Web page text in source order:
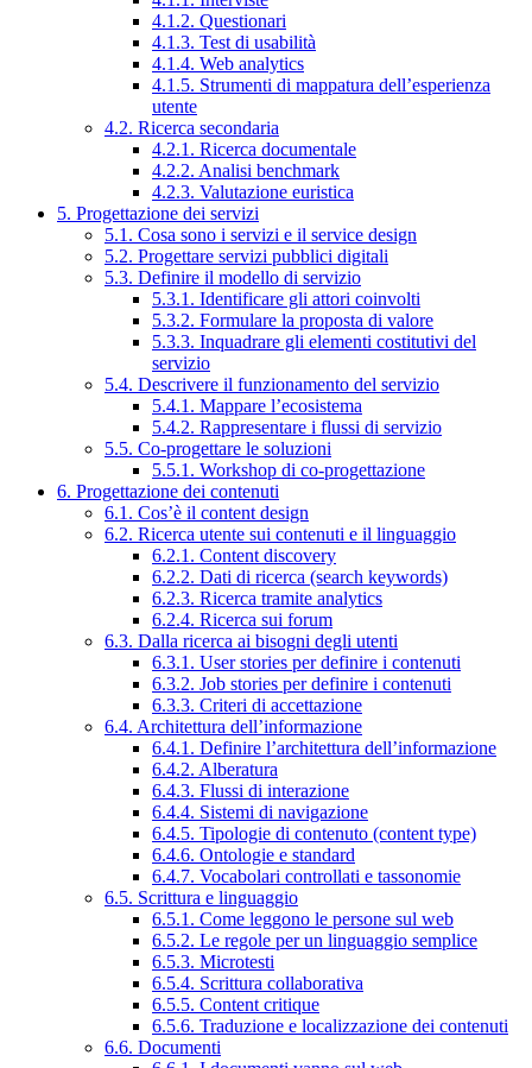
4.1.2. Questionari
4.1.3. Test di usabilità
4.1.4. Web analytics
4.1.5. Strumenti di mappatura dell’esperienza
utente
4.2. Ricerca secondaria
4.2.1. Ricerca documentale
4.2.2. Analisi benchmark
4.2.3. Valutazione euristica
5. Progettazione dei servizi
5.1. Cosa sono i servizi e il service design
5.2. Progettare servizi pubblici digitali
5.3. Definire il modello di servizio
5.3.1. Identificare gli attori coinvolti
5.3.2. Formulare la proposta di valore
5.3.3. Inquadrare gli elementi costitutivi del
servizio
5.4. Descrivere il funzionamento del servizio
5.4.1. Mappare l’ecosistema
5.4.2. Rappresentare i flussi di servizio
5.5. Co-progettare le soluzioni
5.5.1. Workshop di co-progettazione
6. Progettazione dei contenuti
6.1. Cos’è il content design
6.2. Ricerca utente sui contenuti e il linguaggio
6.2.1. Content discovery
6.2.2. Dati di ricerca (search keywords)
6.2.3. Ricerca tramite analytics
6.2.4. Ricerca sui forum
6.3. Dalla ricerca ai bisogni degli utenti
6.3.1. User stories per definire i contenuti
6.3.2. Job stories per definire i contenuti
6.3.3. Criteri di accettazione
6.4. Architettura dell’informazione
6.4.1. Definire l’architettura dell’informazione
6.4.2. Alberatura
6.4.3. Flussi di interazione
6.4.4. Sistemi di navigazione
6.4.5. Tipologie di contenuto (content type)
6.4.6. Ontologie e standard
6.4.7. Vocabolari controllati e tassonomie
6.5. Scrittura e linguaggio
6.5.1. Come leggono le persone sul web
6.5.2. Le regole per un linguaggio semplice
6.5.3. Microtesti
6.5.4. Scrittura collaborativa
6.5.5. Content critique
6.5.6. Traduzione e localizzazione dei contenuti
6.6. Documenti